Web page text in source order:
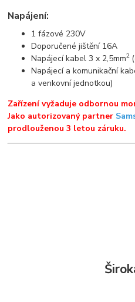
Napájení:
1 fázové 230V
Doporučené jištění 16A
Napájecí kabel 3 x 2,5mm2
Napájecí a komunikační
a venkovní jednotkou)
Zařízení vyžaduje odbornou
Jako autorizovaný partner
prodlouženou 3 letou záruku.